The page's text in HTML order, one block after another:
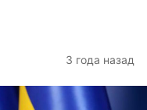
3 года назад